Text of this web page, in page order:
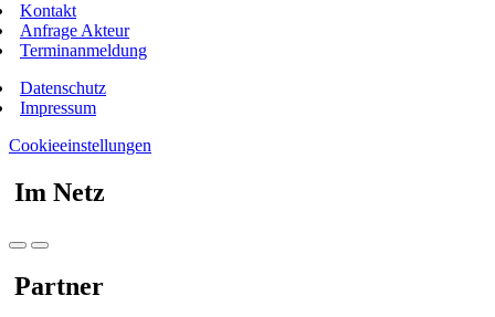
Kontakt
Anfrage Akteur
Terminanmeldung
Datenschutz
Impressum
Cookieeinstellungen
Im Netz
Partner